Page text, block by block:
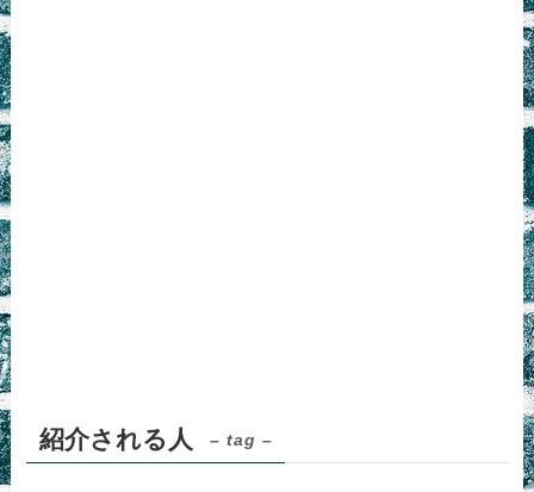
紹介される人 – tag –